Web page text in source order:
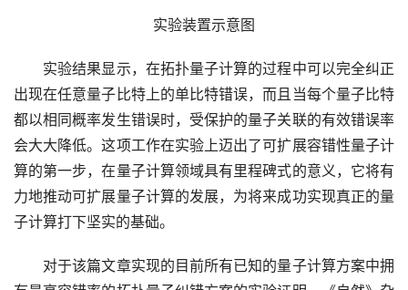
实验装置示意图
实验结果显示，在拓扑量子计算的过程中可以完全纠正
出现在任意量子比特上的单比特错误，而且当每个量子比特
都以相同概率发生错误时，受保护的量子关联的有效错误率
会大大降低。这项工作在实验上迈出了可扩展容错性量子计
算的第一步，在量子计算领域具有里程碑式的意义，它将有
力地推动可扩展量子计算的发展，为将来成功实现真正的量
子计算打下坚实的基础。
对于该篇文章实现的目前所有已知的量子计算方案中拥